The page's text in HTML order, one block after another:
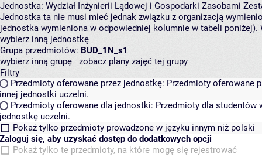
Jednostka: Wydział Inżynierii Lądowej i Gospodarki Zasobami
Jednostka ta nie musi mieć jednak związku z organizacją
jednostka wymieniona w odpowiedniej kolumnie w tabeli
wybierz inną jednostkę
Grupa przedmiotów: BUD_1N_s1
wybierz inną grupę
zobacz plany zajęć tej grupy
Filtry
Przedmioty oferowane przez jednostkę: Przedmioty oferowane
innej jednostki uczelni.
Przedmioty oferowane dla jednostki: Przedmioty dla studentów
jednostkę uczelni.
Pokaż tylko przedmioty prowadzone w języku innym niż polski
Zaloguj się, aby uzyskać dostęp do dodatkowych opcji
Pokaż tylko te przedmioty, na które mogę się rejestrować